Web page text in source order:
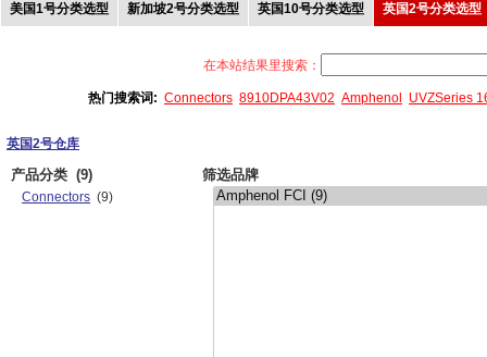
美国1号分类选型 新加坡2号分类选型 英国10号分类选型 英国2号分类选型
在本站结果里搜索：
热门搜索词: Connectors 8910DPA43V02 Amphenol UVZSeries
英国2号仓库
产品分类 (9)
Connectors (9)
筛选品牌